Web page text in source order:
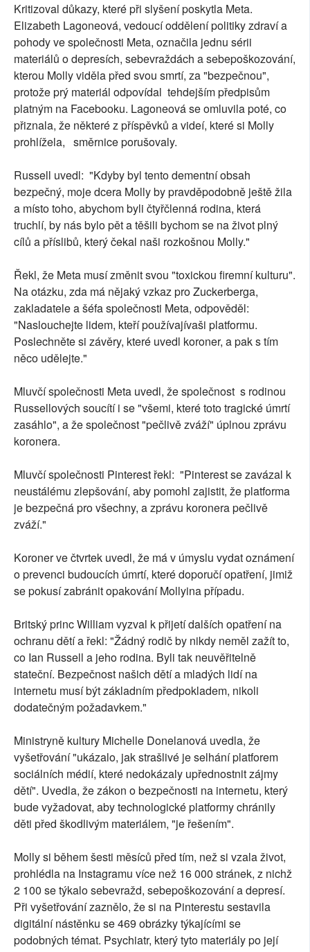
Kritizoval důkazy, které při slyšení poskytla Meta.
Elizabeth Lagoneová, vedoucí oddělení politiky zdraví a
pohody ve společnosti Meta, označila jednu sérii
materiálů o depresích, sebevraždách a sebepoškozování,
kterou Molly viděla před svou smrtí, za "bezpečnou",
protože prý materiál odpovídal tehdejším předpisům
platným na Facebooku. Lagoneová se omluvila poté, co
přiznala, že některé z příspěvků a videí, které si Molly
prohlížela, směrnice porušovaly.
Russell uvedl: "Kdyby byl tento dementní obsah
bezpečný, moje dcera Molly by pravděpodobně ještě žila
a místo toho, abychom byli čtyřčlenná rodina, která
truchlí, by nás bylo pět a těšili bychom se na život plný
cílů a příslibů, který čekal naši rozkošnou Molly."
Řekl, že Meta musí změnit svou "toxickou firemní kulturu".
Na otázku, zda má nějaký vzkaz pro Zuckerberga,
zakladatele a šéfa společnosti Meta, odpověděl:
"Naslouchejte lidem, kteří používajívaši platformu.
Poslechněte si závěry, které uvedl koroner, a pak s tím
něco udělejte."
Mluvčí společnosti Meta uvedl, že společnost s rodinou
Russellových soucítí i se "všemi, které toto tragické úmrtí
zasáhlo", a že společnost "pečlivě zváží" úplnou zprávu
koronera.
Mluvčí společnosti Pinterest řekl: "Pinterest se zavázal k
neustálému zlepšování, aby pomohl zajistit, že platforma
je bezpečná pro všechny, a zprávu koronera pečlivě
zváží."
Koroner ve čtvrtek uvedl, že má v úmyslu vydat oznámení
o prevenci budoucích úmrtí, které doporučí opatření, jimiž
se pokusí zabránit opakování Mollyina případu.
Britský princ William vyzval k přijetí dalších opatření na
ochranu dětí a řekl: "Žádný rodič by nikdy neměl zažít to,
co Ian Russell a jeho rodina. Byli tak neuvěřitelně
stateční. Bezpečnost našich dětí a mladých lidí na
internetu musí být základním předpokladem, nikoli
dodatečným požadavkem."
Ministryně kultury Michelle Donelanová uvedla, že
vyšetřování "ukázalo, jak strašlivé je selhání platforem
sociálních médií, které nedokázaly upřednostnit zájmy
dětí". Uvedla, že zákon o bezpečnosti na internetu, který
bude vyžadovat, aby technologické platformy chránily
děti před škodlivým materiálem, "je řešením".
Molly si během šesti měsíců před tím, než si vzala život,
prohlédla na Instagramu více než 16 000 stránek, z nichž
2 100 se týkalo sebevražd, sebepoškozování a depresí.
Při vyšetřování zaznělo, že si na Pinterestu sestavila
digitální nástěnku se 469 obrázky týkajícími se
podobných témat. Psychiatr, který tyto materiály po její